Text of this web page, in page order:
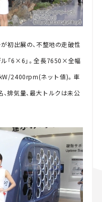
初出展の、不整地の走破性
「6×6」。全長7650×全幅
2400rpm(ネット値)。車
排気量、最大トルクは未公